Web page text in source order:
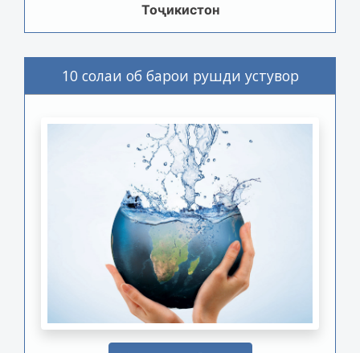
Тоҷикистон
10 солаи об барои рушди устувор